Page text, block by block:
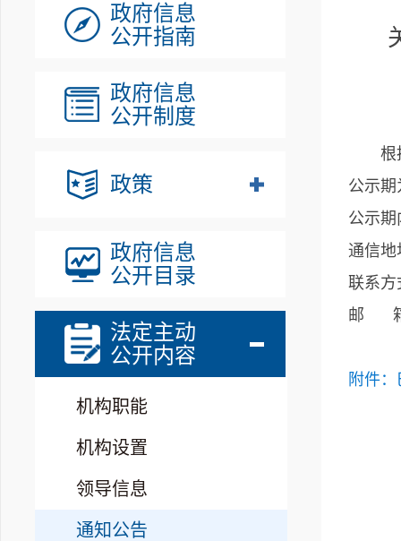
政府信息
公开指南
政府信息
公开制度
政策
政府信息
公开目录
法定主动
公开内容
机构职能
机构设置
领导信息
通知公告
根
公示
公示
通信地
联系方
邮 箱
附件